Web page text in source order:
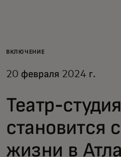
Для бизнеса
Для новаторов
Новости и тренды
ВКЛЮЧЕНИЕ
20 февраля 2024 г.
Театр-студия
становится
жизни в